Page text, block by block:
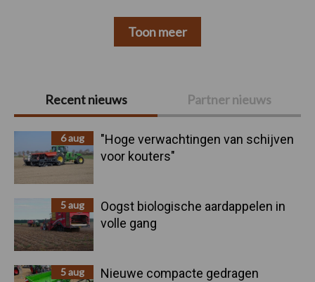
Primaire
Sidebar
Recent nieuws Partner nieuws
6 aug
"Hoge verwachtingen van schijven
voor kouters"
5 aug
Oogst biologische aardappelen in
volle gang
5 aug
Nieuwe compacte gedragen
Toon meer